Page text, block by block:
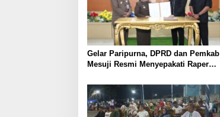
Gelar Paripurna, DPRD dan Pemkab
Mesuji Resmi Menyepakati Raperda